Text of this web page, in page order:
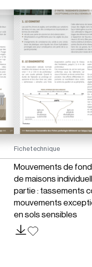
Fiche technique
Mouvements de
de maisons
partie : tassements
mouvements
en sols sensibles